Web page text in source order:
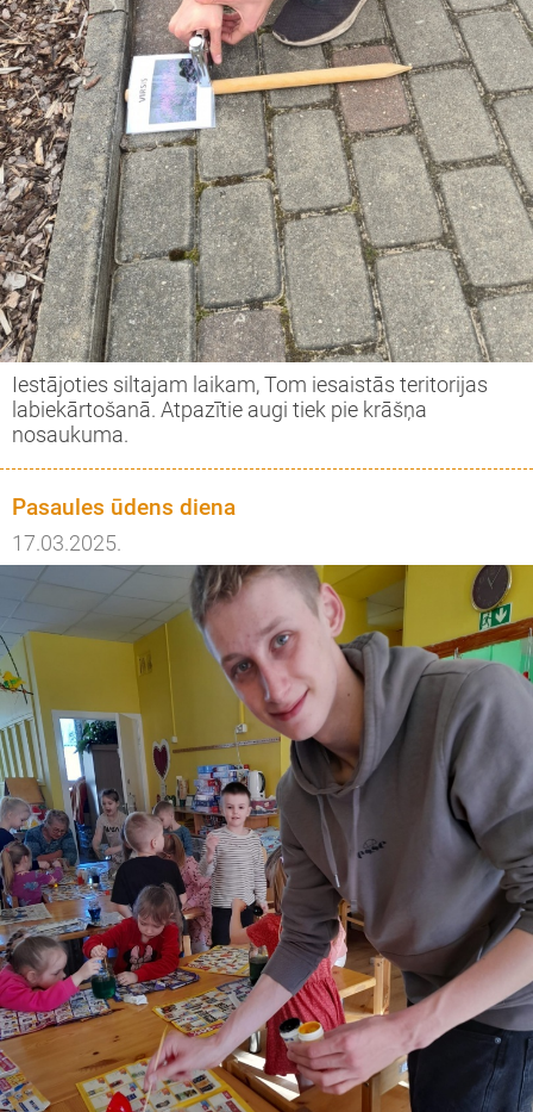
Iestājoties siltajam laikam, Tom iesaistās teritorijas
labiekārtošanā. Atpazītie augi tiek pie krāšņa
nosaukuma.
Pasaules ūdens diena
17.03.2025.